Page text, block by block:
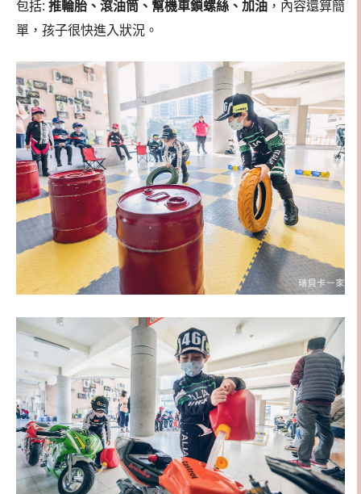
包括: 推輪胎、滾油筒、幫機車鎖螺絲、加油 ，內容還算簡
單，孩子很快進入狀況。